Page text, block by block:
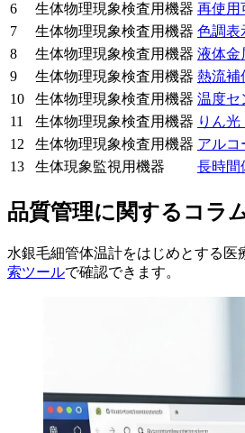
6
生体物理現象検査用機器 再使用
7
生体物理現象検査用機器 色調表
8
生体物理現象検査用機器 液体金
9
生体物理現象検査用機器 熱流補
10
生体物理現象検査用機器 温度セ
11
生体物理現象検査用機器 りん
12
生体物理現象検査用機器 アルコ
13
生体現象監視用機器 長時間
品質管理に関するコラ
水銀毛細管体温計をはじめとする医
索ツールで確認できます。